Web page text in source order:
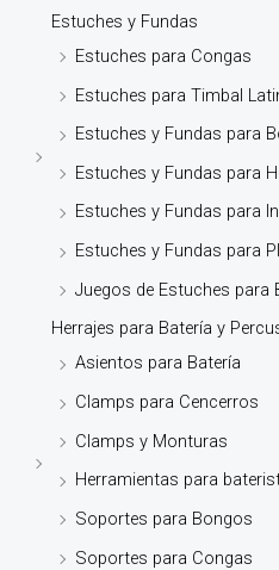
Estuches y Fundas
Estuches para Congas
Estuches para Timbal
Estuches y Fundas para
Estuches y Fundas para
Estuches y Fundas para
Estuches y Fundas para
Juegos de Estuches para
Herrajes para Batería y
Asientos para Batería
Clamps para Cencerros
Clamps y Monturas
Herramientas para
Soportes para Bongos
Soportes para Congas